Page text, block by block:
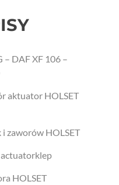
– DAF XF 106 –
aktuator HOLSET
zaworów HOLSET
actuatorklep
HOLSET